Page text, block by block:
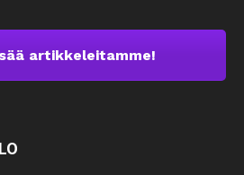
artikkeleitamme!